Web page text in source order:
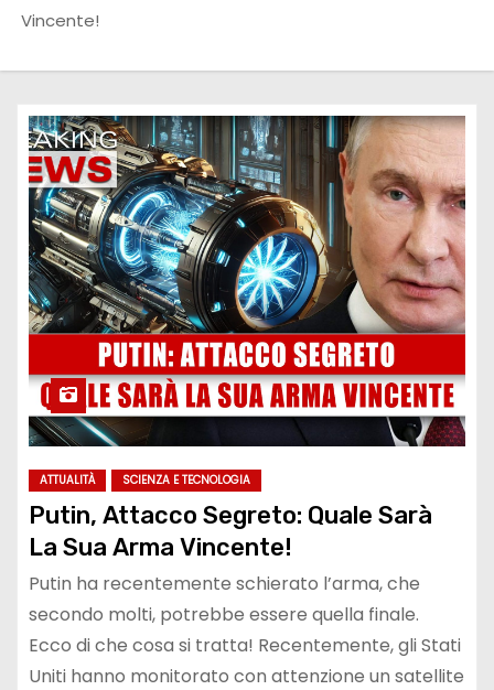
Vincente!
ATTUALITÀ SCIENZA E TECNOLOGIA
Putin, Attacco Segreto: Quale Sarà
La Sua Arma Vincente!
Putin ha recentemente schierato l’arma, che
secondo molti, potrebbe essere quella finale.
Ecco di che cosa si tratta! Recentemente, gli Stati
Uniti hanno monitorato con attenzione un satellite